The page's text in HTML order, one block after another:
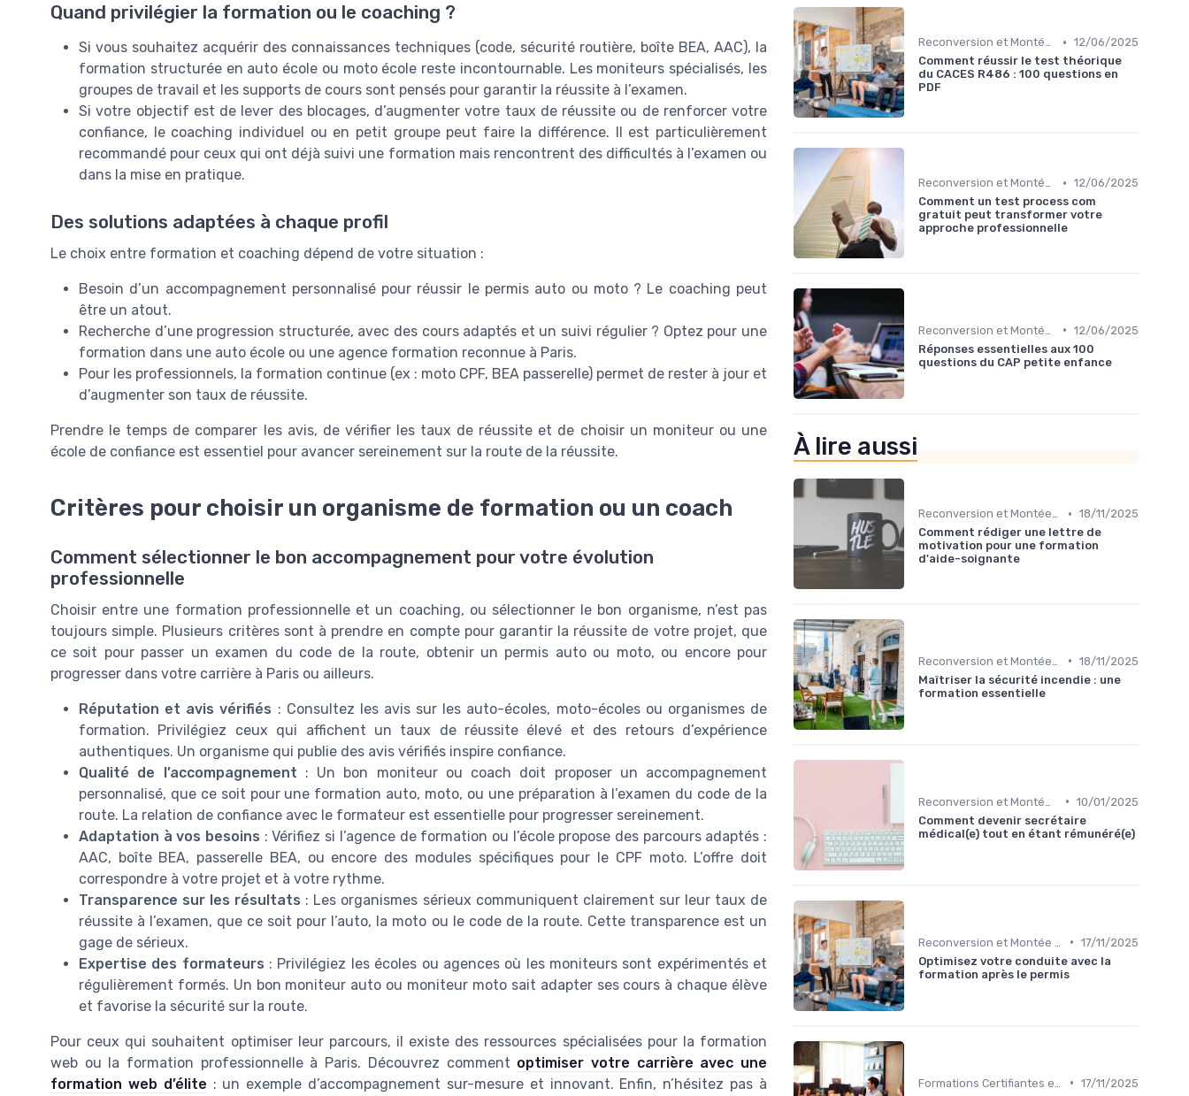
Quand privilégier la formation ou le coaching ?
Si vous souhaitez acquérir des connaissances techniques (code, sécurité routière, boîte BEA, AAC), la
formation structurée en auto école ou moto école reste incontournable. Les moniteurs spécialisés, les
groupes de travail et les supports de cours sont pensés pour garantir la réussite à l’examen.
Si votre objectif est de lever des blocages, d’augmenter votre taux de réussite ou de renforcer votre
confiance, le coaching individuel ou en petit groupe peut faire la différence. Il est particulièrement
recommandé pour ceux qui ont déjà suivi une formation mais rencontrent des difficultés à l’examen ou
dans la mise en pratique.
Des solutions adaptées à chaque profil
Le choix entre formation et coaching dépend de votre situation :
Besoin d’un accompagnement personnalisé pour réussir le permis auto ou moto ? Le coaching peut
être un atout.
Recherche d’une progression structurée, avec des cours adaptés et un suivi régulier ? Optez pour une
formation dans une auto école ou une agence formation reconnue à Paris.
Pour les professionnels, la formation continue (ex : moto CPF, BEA passerelle) permet de rester à jour et
d’augmenter son taux de réussite.
Prendre le temps de comparer les avis, de vérifier les taux de réussite et de choisir un moniteur ou une
école de confiance est essentiel pour avancer sereinement sur la route de la réussite.
Critères pour choisir un organisme de formation ou un coach
Comment sélectionner le bon accompagnement pour votre évolution
professionnelle
Choisir entre une formation professionnelle et un coaching, ou sélectionner le bon organisme, n’est pas
toujours simple. Plusieurs critères sont à prendre en compte pour garantir la réussite de votre projet, que
ce soit pour passer un examen du code de la route, obtenir un permis auto ou moto, ou encore pour
progresser dans votre carrière à Paris ou ailleurs.
Réputation et avis vérifiés : Consultez les avis sur les auto-écoles, moto-écoles ou organismes de
formation. Privilégiez ceux qui affichent un taux de réussite élevé et des retours d’expérience
authentiques. Un organisme qui publie des avis vérifiés inspire confiance.
Qualité de l’accompagnement : Un bon moniteur ou coach doit proposer un accompagnement
personnalisé, que ce soit pour une formation auto, moto, ou une préparation à l’examen du code de la
route. La relation de confiance avec le formateur est essentielle pour progresser sereinement.
Adaptation à vos besoins : Vérifiez si l’agence de formation ou l’école propose des parcours adaptés :
AAC, boîte BEA, passerelle BEA, ou encore des modules spécifiques pour le CPF moto. L’offre doit
correspondre à votre projet et à votre rythme.
Transparence sur les résultats : Les organismes sérieux communiquent clairement sur leur taux de
réussite à l’examen, que ce soit pour l’auto, la moto ou le code de la route. Cette transparence est un
gage de sérieux.
Expertise des formateurs : Privilégiez les écoles ou agences où les moniteurs sont expérimentés et
régulièrement formés. Un bon moniteur auto ou moniteur moto sait adapter ses cours à chaque élève
et favorise la sécurité sur la route.
Pour ceux qui souhaitent optimiser leur parcours, il existe des ressources spécialisées pour la formation
web ou la formation professionnelle à Paris. Découvrez comment optimiser votre carrière avec une
formation web d’élite : un exemple d’accompagnement sur-mesure et innovant. Enfin, n’hésitez pas à
Reconversion et Montée en Compétences • 12/06/2025
Comment réussir le test théorique
du CACES R486 : 100 questions en
PDF
Reconversion et Montée en Compétences • 12/06/2025
Comment un test process com
gratuit peut transformer votre
approche professionnelle
• 12/06/2025
Réponses essentielles aux 100
questions du CAP petite enfance
À lire aussi
Reconversion et Montée en Compétences • 18/11/2025
Comment rédiger une lettre de
motivation pour une formation
d'aide-soignante
• 18/11/2025
Maîtriser la sécurité incendie : une
formation essentielle
• 10/01/2025
Comment devenir secrétaire
médical(e) tout en étant rémunéré(e)
• 17/11/2025
Optimisez votre conduite avec la
formation après le permis
• 17/11/2025